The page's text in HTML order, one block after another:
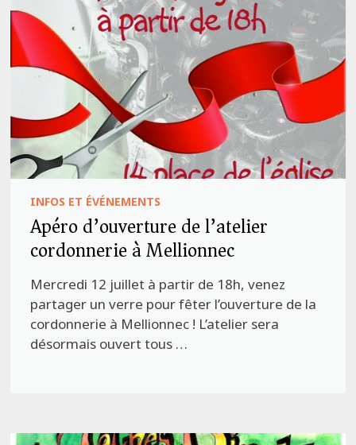
INFOS ET ÉVÉNEMENTS
Apéro d’ouverture de l’atelier
cordonnerie à Mellionnec
Mercredi 12 juillet à partir de 18h, venez
partager un verre pour fêter l’ouverture de la
cordonnerie à Mellionnec ! L’atelier sera
désormais ouvert tous …